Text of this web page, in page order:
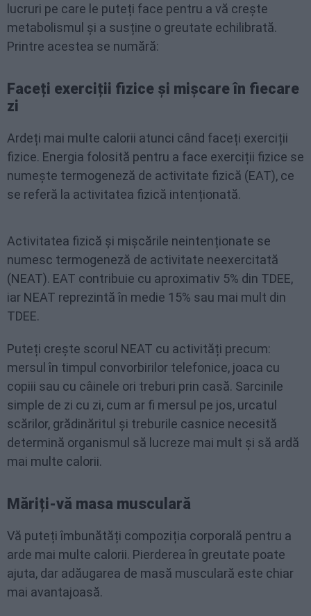
lucruri pe care le puteți face pentru a vă crește
metabolismul și a susține o greutate echilibrată.
Printre acestea se numără:
Faceți exerciții fizice și mișcare în fiecare
zi
Ardeți mai multe calorii atunci când faceți exerciții
fizice. Energia folosită pentru a face exerciții fizice se
numește termogeneză de activitate fizică (EAT), ce
se referă la activitatea fizică intenționată.
Activitatea fizică și mișcările neintenționate se
numesc termogeneză de activitate neexercitată
(NEAT). EAT contribuie cu aproximativ 5% din TDEE,
iar NEAT reprezintă în medie 15% sau mai mult din
TDEE.
Puteți crește scorul NEAT cu activități precum:
mersul în timpul convorbirilor telefonice, joaca cu
copiii sau cu câinele ori treburi prin casă. Sarcinile
simple de zi cu zi, cum ar fi mersul pe jos, urcatul
scărilor, grădinăritul și treburile casnice necesită
determină organismul să lucreze mai mult și să ardă
mai multe calorii.
Măriți-vă masa musculară
Vă puteți îmbunătăți compoziția corporală pentru a
arde mai multe calorii. Pierderea în greutate poate
ajuta, dar adăugarea de masă musculară este chiar
mai avantajoasă.